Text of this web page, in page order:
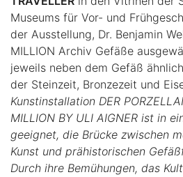
Museums für Vor- und
der Ausstellung, Dr. Benjamin
MILLION Archiv Gefäße
jeweils neben dem Gefäß
der Steinzeit, Bronzezeit und
Kunstinstallation DER
MILLION BY ULI AIGNER ist in
geeignet, die Brücke zwischen
Kunst und prähistorischen
Durch ihre Bemühungen, das